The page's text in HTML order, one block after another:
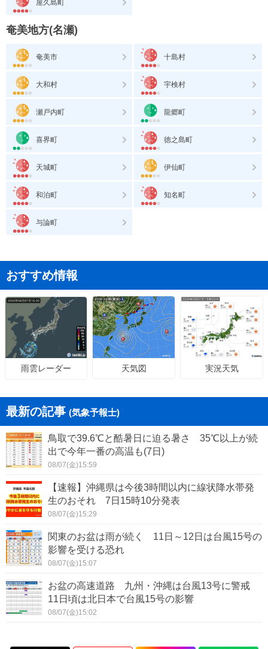
屋久島町
奄美地方(名瀬)
奄美市 十島村
大和村 宇検村
瀬戸内町 龍郷町
喜界町 徳之島町
天城町 伊仙町
和泊町 知名町
与論町
おすすめ情報
雨雲レーダー 天気図 実況天気
最新の記事 (気象予報士)
鳥取で39.6℃と酷暑日に迫る暑さ 35℃以上が続
出で今年一番の高温も(7日)
08/07(金)15:59
【速報】沖縄県は今後3時間以内に線状降水帯発
生のおそれ 7日15時10分発表
08/07(金)15:29
関東のお盆は雨が続く 11日～12日は台風15号の
影響を受ける恐れ
08/07(金)15:07
お盆の高速道路 九州・沖縄は台風13号に警戒
11日頃は北日本で台風15号の影響
08/07(金)15:02